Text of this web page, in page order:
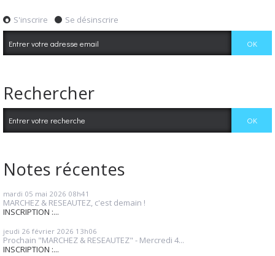
S'inscrire Se désinscrire
Rechercher
Notes récentes
mardi 05 mai 2026 08h41
MARCHEZ & RESEAUTEZ, c'est demain !
INSCRIPTION :...
jeudi 26 février 2026 13h06
Prochain "MARCHEZ & RESEAUTEZ" - Mercredi 4...
INSCRIPTION :...